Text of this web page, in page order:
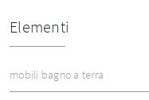
Elementi
mobili bagno a terra